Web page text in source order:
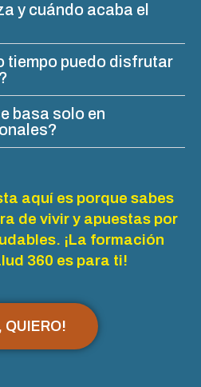
y cuándo acaba el
tiempo puedo disfrutar
basa solo en
aquí es porque sabes
de vivir y apuestas por
¡La formación
360 es para ti!
QUIERO!